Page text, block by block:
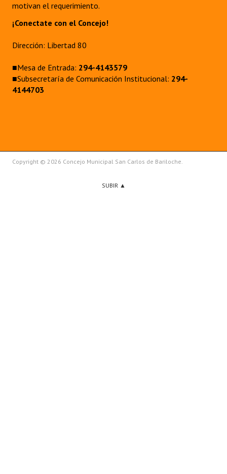
motivan el requerimiento.
¡Conectate con el Concejo!
Dirección: Libertad 80
■Mesa de Entrada: 294-4143579
■Subsecretaría de Comunicación Institucional: 294-
4144703
Copyright © 2026 Concejo Municipal San Carlos de Bariloche.
SUBIR ▲